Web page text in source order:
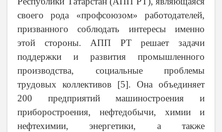
своего рода «профсоюзом» работодателей,
призванного соблюдать интересы именно
этой стороны. АПП РТ решает задачи
поддержки и развития промышленного
производства, социальные проблемы
трудовых коллективов [5]. Она объединяет
200 предприятий машиностроения и
приборостроения, нефтедобычи, химии и
нефтехимии, энергетики, а также